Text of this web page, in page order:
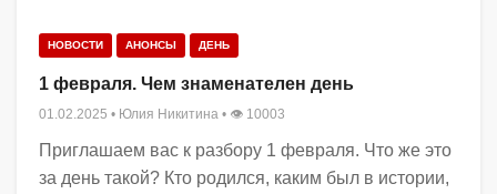
НОВОСТИ АНОНСЫ ДЕНЬ
1 февраля. Чем знаменателен день
01.02.2025 • Юлия Никитина • 👁 10003
Приглашаем вас к разбору 1 февраля. Что же это
за день такой? Кто родился, каким был в истории,